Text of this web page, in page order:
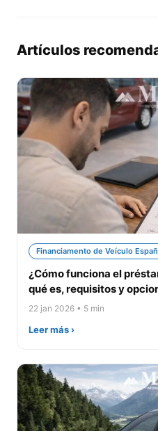
Artículos
Financiamento de Veículo
¿Cómo funciona el
qué es, requisitos y
22 jan 2026 • 5 min
Leer más ›